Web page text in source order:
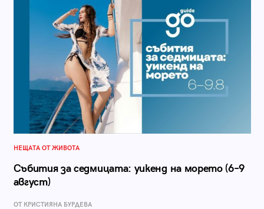
НЕЩАТА ОТ ЖИВОТА
Събития за седмицата: уикенд на морето (6–9
август)
ОТ КРИСТИЯНА БУРДЕВА